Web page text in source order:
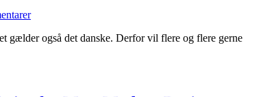
gælder også det danske. Derfor vil flere og flere gerne